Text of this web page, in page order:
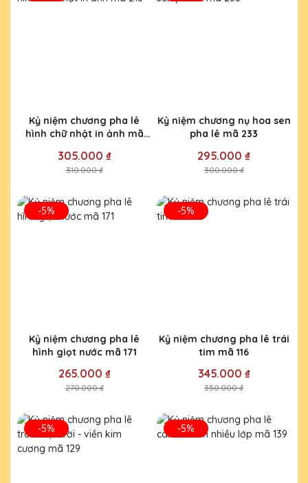
Kỷ niệm chương pha lê
hình chữ nhật in ảnh mã
305.000 ₫
310.000 ₫
Kỷ niệm chương nụ hoa sen
pha lê mã 233
295.000 ₫
300.000 ₫
-5%
Kỷ niệm chương pha lê
hình giọt nước mã 171
265.000 ₫
270.000 ₫
-5%
Kỷ niệm chương pha lê trái
tim mã 116
345.000 ₫
350.000 ₫
-5% -5%